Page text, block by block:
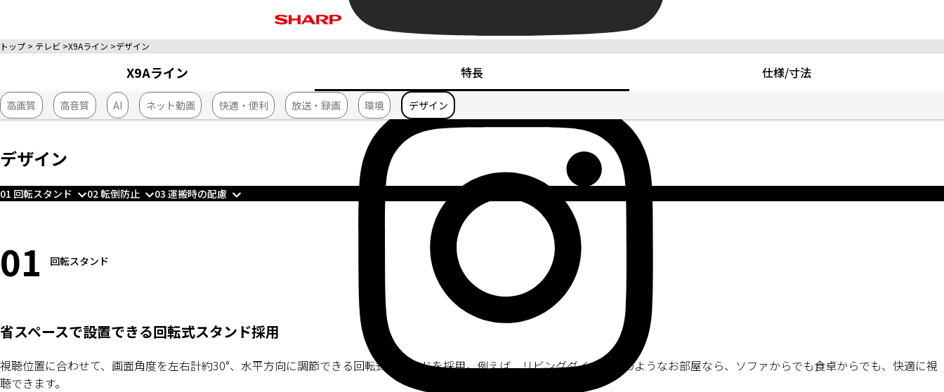
トップ テレビ X9Aライン デザイン
X9Aライン 特長
高画質 高音質 AI ネット動画 快適・便利 放送・録画 環境 デザイン
仕様/寸法
デザイン
01 回転スタンド 02 転倒防止 03 運搬時の配慮
01 回転スタンド
省スペースで設置できる回転式スタンド採用
視聴位置に合わせて、画面角度を左右計約30°、水平方向に調節できる回転式スタンドを採用。例えば、リビングダイニングのようなお部屋なら、ソファからでも食卓からでも、快適に視
聴できます。